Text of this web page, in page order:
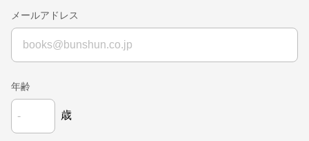
メールアドレス
年齢
歳